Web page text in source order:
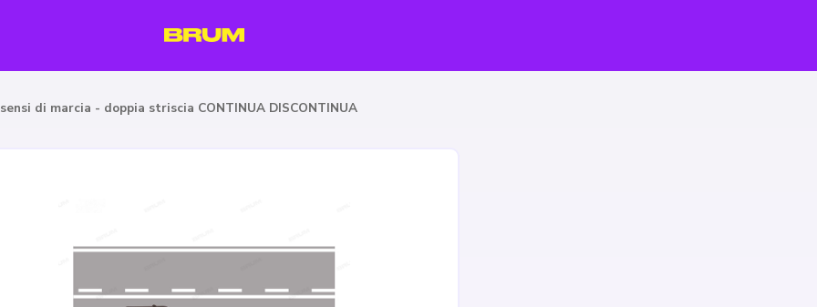
di marcia - doppia striscia CONTINUA DISCONTINUA